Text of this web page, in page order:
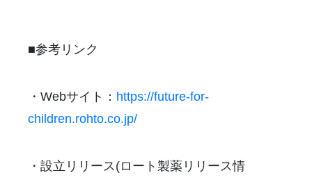
■参考リンク
・Webサイト： https://future-for-
children.rohto.co.jp/
・設立リリース(ロート製薬リリース情